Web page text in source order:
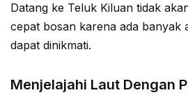
Datang ke Teluk Kiluan tidak
cepat bosan karena ada banyak
dapat dinikmati.
Menjelajahi Laut Dengan